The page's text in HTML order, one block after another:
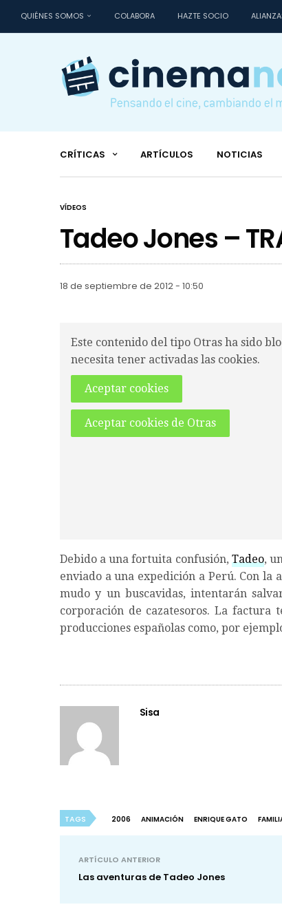
QUIÉNES SOMOS COLABORA HAZTE SOCIO
CRÍTICAS ARTÍCULOS NOTICIAS
VÍDEOS
Tadeo Jones –
18 de septiembre de 2012 - 10:50
Este contenido del tipo Otras ha sido
necesita tener activadas las cookies.
Aceptar cookies
Aceptar cookies de Otras
Debido a una fortuita confusión, Tadeo,
enviado a una expedición a Perú. Con
mudo y un buscavidas, intentarán
corporación de cazatesoros. La
producciones españolas como, por
Sisa
TAGS 2006 ANIMACIÓN ENRIQUE GATO
ARTÍCULO ANTERIOR
Las aventuras de Tadeo Jones